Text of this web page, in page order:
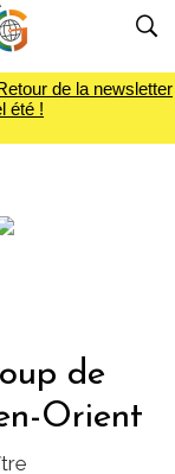
de la newsletter
été !
de
Orient